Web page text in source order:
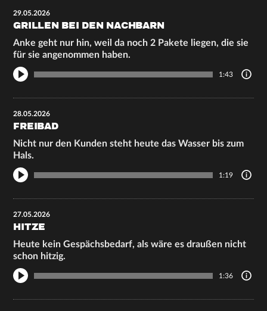
29.05.2026
GRILLEN BEI DEN NACHBARN
Anke geht nur hin, weil da noch 2 Pakete liegen, die sie
für sie angenommen haben.
1:43
28.05.2026
FREIBAD
Nicht nur den Kunden steht heute das Wasser bis zum
Hals.
1:19
27.05.2026
HITZE
Heute kein Gespächsbedarf, als wäre es draußen nicht
schon hitzig.
1:36